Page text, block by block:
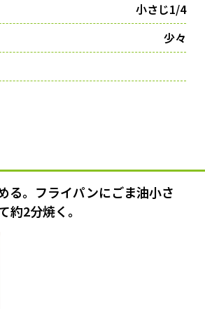
小さじ1/4
少々
る。フライパンにごま油小さ
2分焼く。